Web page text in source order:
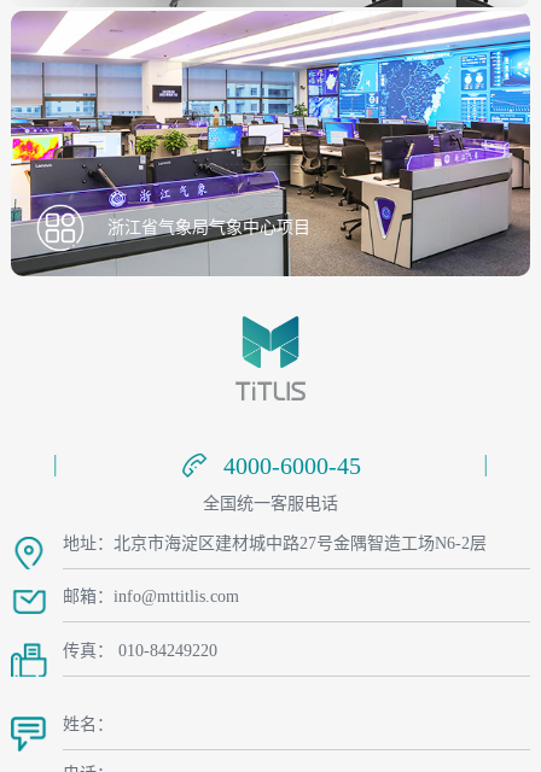
浙江省气象局气象中心项目
4000-6000-45
4000-6000-45
全国统一客服电话
地址：北京市海淀区建材城中路27号金隅智造工场N6-2层
邮箱：info@mttitlis.com
传真： 010-84249220
姓名：